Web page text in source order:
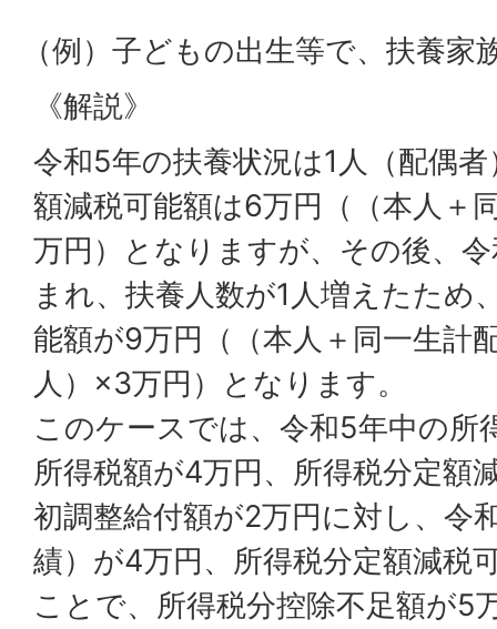
（例）子どもの出生等で、扶養家
《解説》
令和5年の扶養状況は1人（配偶
額減税可能額は6万円（（本人＋
万円）となりますが、その後、
まれ、扶養人数が1人増えたため
能額が9万円（（本人＋同一生計
人）×3万円）となります。
このケースでは、令和5年中の所
所得税額が4万円、所得税分定額
初調整給付額が2万円に対し、令
績）が4万円、所得税分定額減税
ことで、所得税分控除不足額が5